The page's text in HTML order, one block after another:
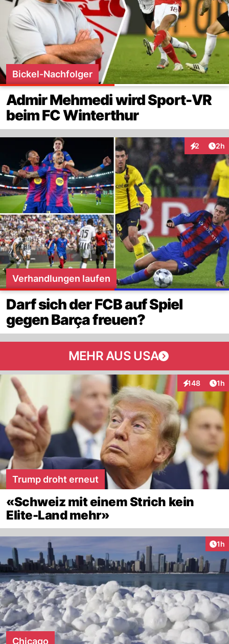
Bickel-Nachfolger
Admir Mehmedi wird Sport-VR
beim FC Winterthur
2 2h
Verhandlungen laufen
Darf sich der FCB auf Spiel
gegen Barça freuen?
MEHR AUS USA
148
Interaktionen
1h
Trump droht erneut
«Schweiz mit einem Strich kein
Elite-Land mehr»
1h
Chicago